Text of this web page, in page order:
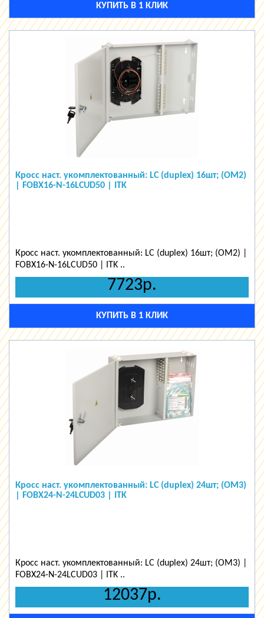
КУПИТЬ В 1 КЛИК
Кросс наст. укомплектованный: LC (duplex) 16шт; (OM2)
| FOBX16-N-16LCUD50 | ITK
Кросс наст. укомплектованный: LC (duplex) 16шт; (OM2) |
FOBX16-N-16LCUD50 | ITK ..
7723р.
КУПИТЬ В 1 КЛИК
Кросс наст. укомплектованный: LC (duplex) 24шт; (OM3)
| FOBX24-N-24LCUD03 | ITK
Кросс наст. укомплектованный: LC (duplex) 24шт; (OM3) |
FOBX24-N-24LCUD03 | ITK ..
12037р.